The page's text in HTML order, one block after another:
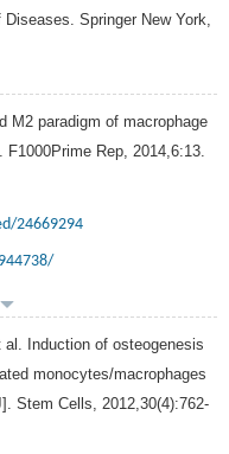
Springer New York
M2 paradigm of macrophage
F1000Prime Rep 2014 6:13.
24669294
al. Induction of osteogenesis
monocytes/macrophages
Stem Cells 2012 30(4):762-